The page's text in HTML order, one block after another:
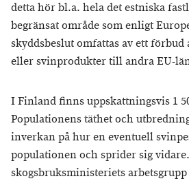
detta hör bl.a. hela det estniska
begränsat område som enligt
skyddsbeslut omfattas av ett
eller svinprodukter till andra EU-
I Finland finns uppskattningsvis 1
Populationens täthet och
inverkan på hur en eventuell
populationen och sprider sig
skogsbruksministeriets